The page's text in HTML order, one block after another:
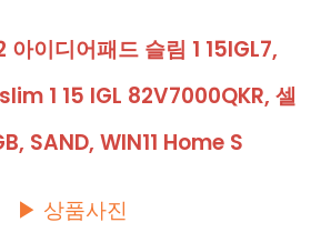
이디어패드 슬림 1 15IGL7,
1 15 IGL 82V7000QKR, 셀
SAND, WIN11 Home S
▶ 상품사진